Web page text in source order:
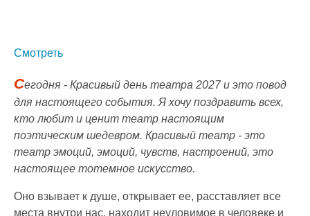
Смотреть
Сегодня - Красивый день театра 2027 и это повод
для настоящего события. Я хочу поздравить всех,
кто любит и ценит театр настоящим
поэтическим шедевром. Красивый театр - это
театр эмоций, эмоций, чувств, настроений, это
настоящее тотемное искусство.
Оно взывает к душе, открывает ее, расставляет все
места внутри нас, находит неуловимое в человеке и